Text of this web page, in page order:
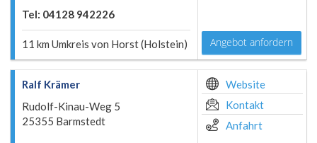
Tel: 04128 942226
11 km Umkreis von Horst (Holstein) Angebot anfordern
Ralf Krämer
Rudolf-Kinau-Weg 5
25355 Barmstedt
Website
Kontakt
Anfahrt